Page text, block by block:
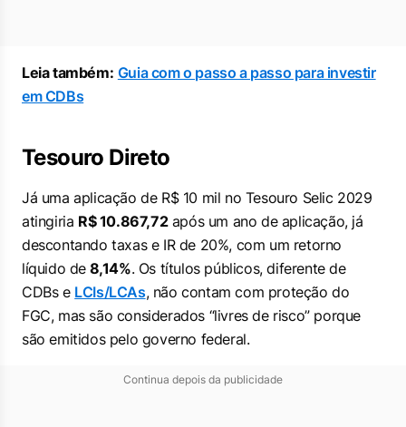
Leia também: Guia com o passo a passo para investir
em CDBs
Tesouro Direto
Já uma aplicação de R$ 10 mil no Tesouro Selic 2029
atingiria R$ 10.867,72após um ano de aplicação, já
descontando taxas e IR de 20%, com um retorno
líquido de 8,14%. Os títulos públicos, diferente de
CDBs e LCIs/LCAs, não contam com proteção do
FGC, mas são considerados “livres de risco” porque
são emitidos pelo governo federal.
Continua depois da publicidade